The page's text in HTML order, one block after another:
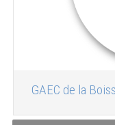
GAEC de la